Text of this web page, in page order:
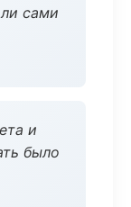
сами
и
было